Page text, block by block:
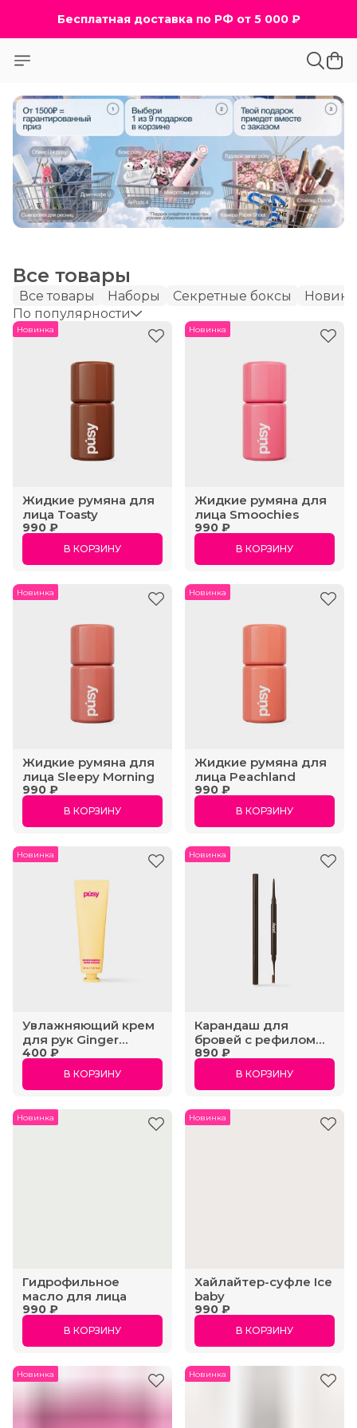
Бесплатная доставка по РФ от 5 000 ₽
Все товары
Все товары Наборы Секретные боксы
По популярности
Новинка
Жидкие румяна для
лица Toasty
990 ₽
В КОРЗИНУ
Новинка
Жидкие румяна для
лица Smoochies
990 ₽
В КОРЗИНУ
Новинка
Жидкие румяна для
лица Sleepy Morning
990 ₽
В КОРЗИНУ
Новинка
Жидкие румяна для
лица Peachland
990 ₽
В КОРЗИНУ
Новинка
Увлажняющий крем
для рук Ginger
Verveine
400 ₽
В КОРЗИНУ
Новинка
Карандаш для
бровей с рефилом
Dark Brown
890 ₽
В КОРЗИНУ
Новинка
Гидрофильное
масло для лица
990 ₽
В КОРЗИНУ
Новинка
Хайлайтер-суфле Ice
baby
990 ₽
В КОРЗИНУ
Новинка Новинка